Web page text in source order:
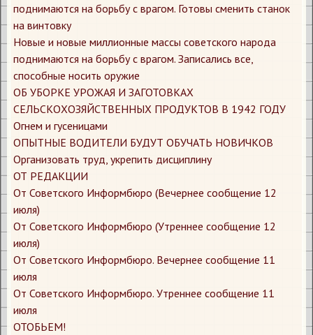
поднимаются на борьбу с врагом. Готовы сменить станок
на винтовку
Новые и новые миллионные массы советского народа
поднимаются на борьбу с врагом. Записались все,
способные носить оружие
ОБ УБОРКЕ УРОЖАЯ И ЗАГОТОВКАХ
СЕЛЬСКОХОЗЯЙСТВЕННЫХ ПРОДУКТОВ В 1942 ГОДУ
Огнем и гусеницами
ОПЫТНЫЕ ВОДИТЕЛИ БУДУТ ОБУЧАТЬ НОВИЧКОВ
Организовать труд, укрепить дисциплину
ОТ РЕДАКЦИИ
От Советского Информбюро (Вечернее сообщение 12
июля)
От Советского Информбюро (Утреннее сообщение 12
июля)
От Советского Информбюро. Вечернее сообщение 11
июля
От Советского Информбюро. Утреннее сообщение 11
июля
ОТОБЬЕМ!